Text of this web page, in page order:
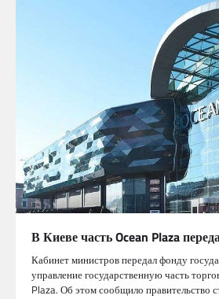
В Киеве часть Ocean Plaza
Кабинет министров передал фонду
управление государственную часть
Plaza. Об этом сообщило правительство